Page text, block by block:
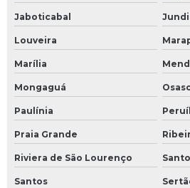
Jaboticabal
Louveira
Marília
Mongaguá
Paulínia
Praia Grande
Riviera de São Lourenço
Santos